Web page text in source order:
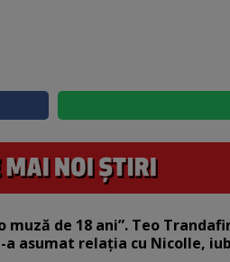
muză de 18 ani”. Teo
a asumat relația cu Nicolle,